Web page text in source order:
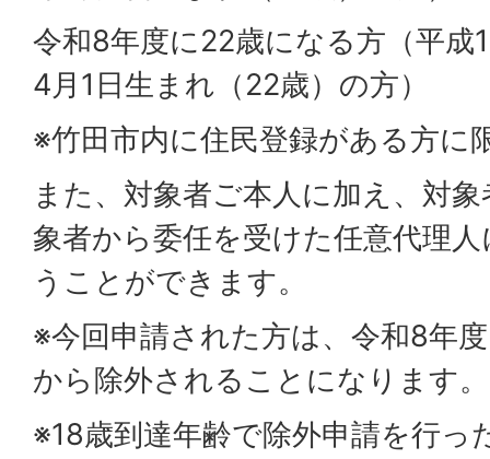
令和8年度に22歳になる方（平成
4月1日生まれ（22歳）の方）
※竹田市内に住民登録がある方に
また、対象者ご本人に加え、対
象者から委任を受けた任意代理
うことができます。
※今回申請された方は、令和8年
から除外されることになります。
※18歳到達年齢で除外申請を行っ